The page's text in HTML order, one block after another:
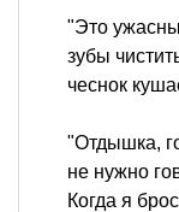
"Это
зубы
чеснок
"Отдышка,
не нужно
Когда я